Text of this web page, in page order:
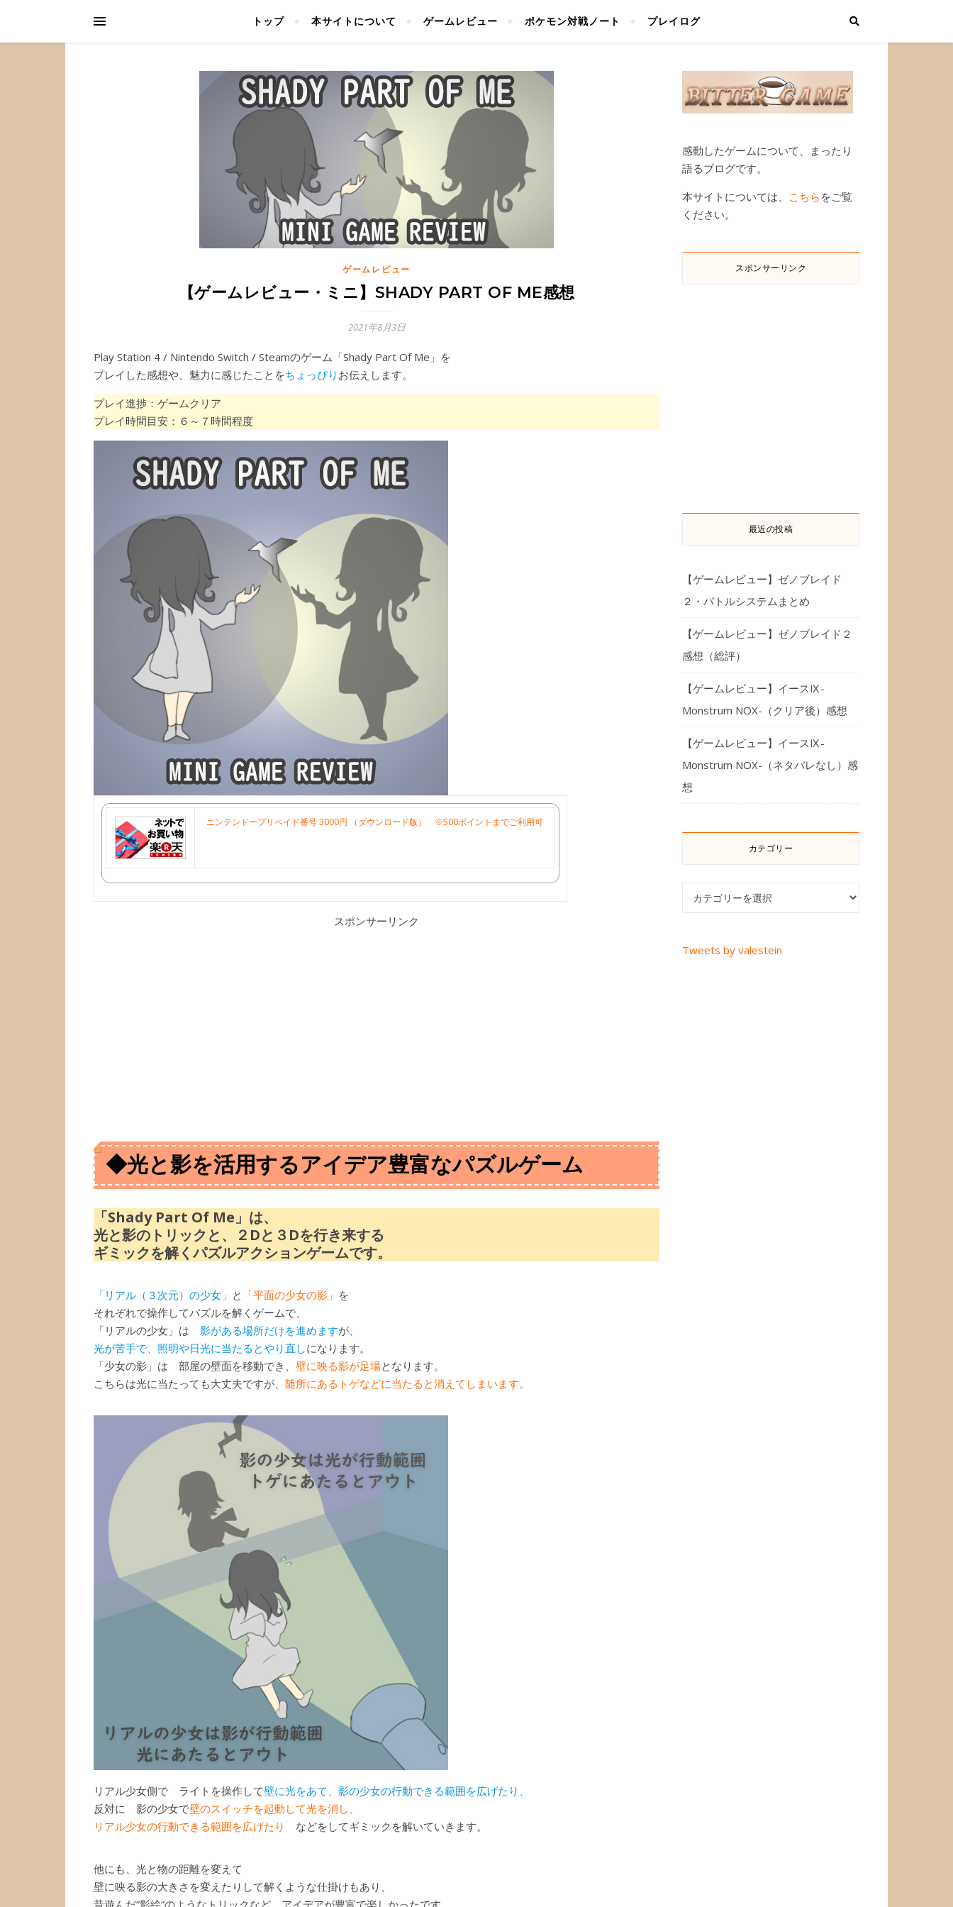
トップ 本サイトについて ゲームレビュー ポケモン対戦ノート プレイログ
ゲームレビュー
【ゲームレビュー・ミニ】SHADY PART OF ME感想
2021年8月3日
Play Station 4 / Nintendo Switch / Steamのゲーム「Shady Part Of Me」を
プレイした感想や、魅力に感じたことをちょっぴり お伝えします。
プレイ進捗：ゲームクリア
プレイ時間目安：６～７時間程度
ニンテンドープリペイド番号 3000円 （ダウンロード版） ※500ポイントまでご利用可
スポンサーリンク
◆光と影を活用するアイデア豊富なパズルゲーム
「Shady Part Of Me」は、
光と影のトリックと、２Dと３Dを行き来する
ギミックを解くパズルアクションゲームです。
「リアル（３次元）の少女」 と 「平面の少女の影」 を
それぞれで操作してパズルを解くゲームで、
「リアルの少女」は 影がある場所だけを進めますが、
光が苦手で、照明や日光に当たるとやり直しになります。
「少女の影」は 部屋の壁面を移動でき、 壁に映る影が足場となります。
こちらは光に当たっても大丈夫ですが、 随所にあるトゲなどに当たると消えてしまいます。
リアル少女側で ライトを操作して壁に光をあて、影の少女の行動できる範囲を広げたり、
反対に 影の少女で壁のスイッチを起動して光を消し、
リアル少女の行動できる範囲を広げたり
などをしてギミックを解いていきます。
他にも、光と物の距離を変えて
壁に映る影の大きさを変えたりして解くような仕掛けもあり、
昔遊んだ”影絵”のようなトリックなど、アイデアが豊富で楽しかったです。
感動したゲームについて、まったり
語るブログです。
本サイトについては、 こちら をご覧
ください。
スポンサーリンク
最近の投稿
【ゲームレビュー】ゼノブレイド
２・バトルシステムまとめ
【ゲームレビュー】ゼノブレイド２
感想（総評）
【ゲームレビュー】イースⅨ-
Monstrum NOX-（クリア後）感想
【ゲームレビュー】イースⅨ-
Monstrum NOX-（ネタバレなし）感
想
カテゴリー
カテゴリー
Tweets by valestein